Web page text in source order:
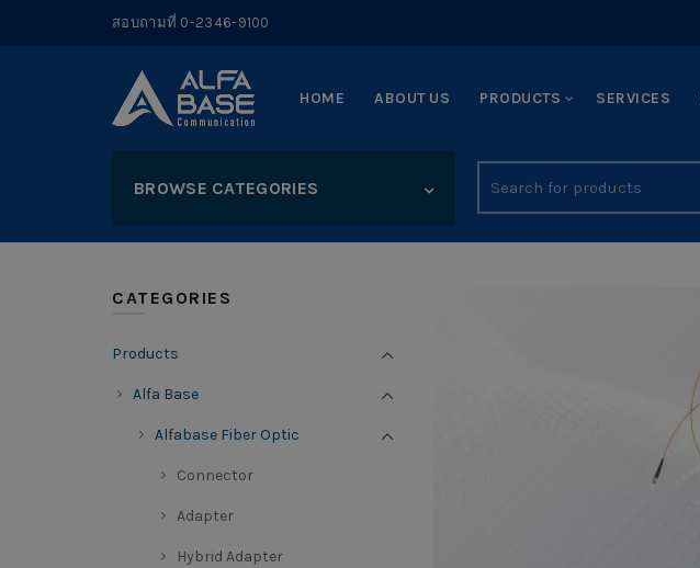
สอบถามที่ 0-2346-9100
HOME ABOUT US PRODUCTS SERVICES
BROWSE CATEGORIES
for:
CATEGORIES
Products
Alfa Base
Alfabase Fiber Optic
Connector
Adapter
Hybrid Adapter